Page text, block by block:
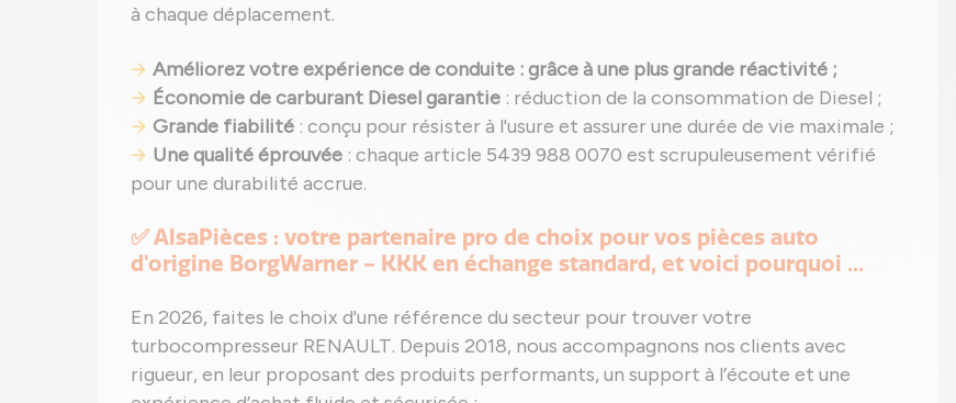
à chaque déplacement.
Améliorez votre expérience de conduite : grâce à une plus grande réactivité ;
Économie de carburant Diesel garantie : réduction de la consommation de Diesel ;
Grande fiabilité : conçu pour résister à l'usure et assurer une durée de vie maximale ;
Une qualité éprouvée : chaque article 5439 988 0070 est scrupuleusement vérifié
pour une durabilité accrue.
✅ AlsaPièces : votre partenaire pro de choix pour vos pièces auto
d'origine BorgWarner - KKK en échange standard, et voici pourquoi ...
En 2026, faites le choix d'une référence du secteur pour trouver votre
turbocompresseur RENAULT. Depuis 2018, nous accompagnons nos clients avec
rigueur, en leur proposant des produits performants, un support à l’écoute et une